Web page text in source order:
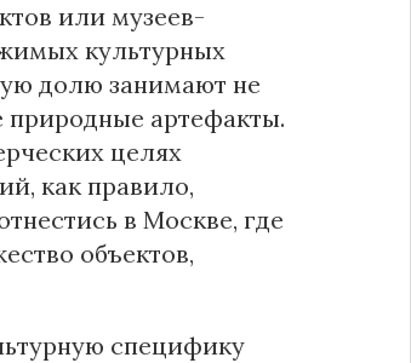
или музеев-
культурных
долю занимают не
природные артефакты.
целях
как правило,
в Москве, где
объектов,
специфику